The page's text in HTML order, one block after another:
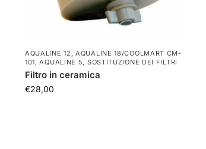
AQUALINE 12 ,AQUALINE 18/COOLMART CM-
101,AQUALINE 5, SOSTITUZIONE DEI FILTRI
Filtro in ceramica
€28,00